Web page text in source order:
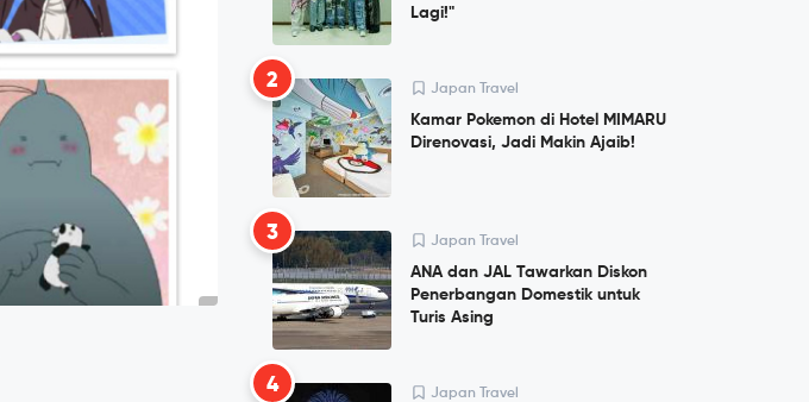
Lagi!"
2 Japan Travel
Kamar Pokemon di Hotel MIMARU
Direnovasi, Jadi Makin Ajaib!
3 Japan Travel
ANA dan JAL Tawarkan Diskon
Penerbangan Domestik untuk
Turis Asing
4 Japan Travel